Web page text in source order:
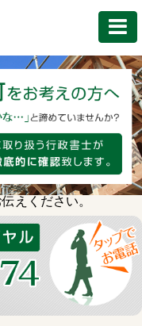
えください。